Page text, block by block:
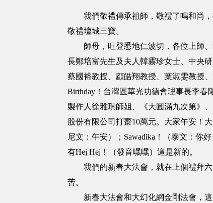
我們敬禮傳承祖師，敬禮了鳴和尚，
敬禮壇城三寶。
師母，吐登悉地仁波切，各位上師、
長鄭培富先生及夫人韓霧珍女士、中央
蔡國裕教授、顧皓翔教授、葉淑雯教授
Birthday！台灣區華光功德會理事長李春
製作人徐雅琪師姐、《大圓滿九次第》
股份有限公司打齋10萬元。大家午安！
尼文：午安）；Sawadika！（泰文：你
有Hej Hej！（發音嘿嘿）這是新的。
我們的新春大法會，就在上個禮拜六
苦。
新春大法會和大幻化網金剛法會，這